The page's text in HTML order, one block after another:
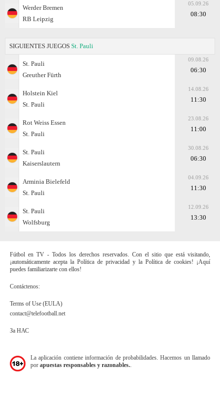
Werder Bremen
RB Leipzig
05.09.26
08:30
SIGUIENTES JUEGOS St. Pauli
St. Pauli
Greuther Fürth
09.08.26
06:30
Holstein Kiel
St. Pauli
14.08.26
11:30
Rot Weiss Essen
St. Pauli
23.08.26
11:00
St. Pauli
Kaiserslautern
30.08.26
06:30
Arminia Bielefeld
St. Pauli
04.09.26
11:30
St. Pauli
Wolfsburg
12.09.26
13:30
Fútbol en TV - Todos los derechos reservados. Con el sitio que está visitando,
¡automáticamente acepta la Política de privacidad y la Política de cookies! ¡Aquí
puedes familiarizarte con ellos!
Contáctenos:
Terms of Use (EULA)
contact@telefootball.net
За НАС
La aplicación contiene información de probabilidades. Hacemos un llamado
por apuestas responsables y razonables.